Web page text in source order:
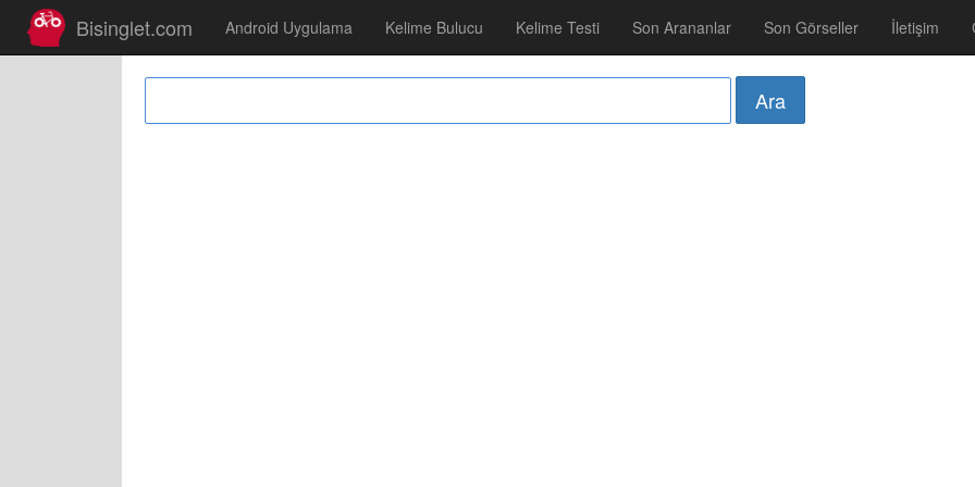
Bisinglet.com Android Uygulama Kelime Bulucu Kelime Testi Son Arananlar Son Görseller İletişim